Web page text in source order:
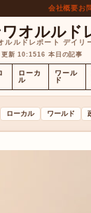
会社概要お
オルルド
ルルドレポート デイリ
更新 10:1516 本日の記事
ローカ
ル
ワール
ド
ローカル ワールド